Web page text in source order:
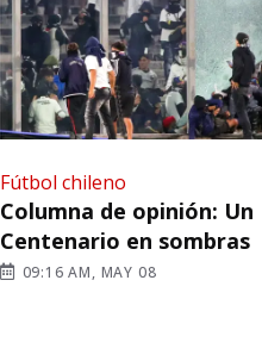
Fútbol chileno
Columna de opinión: Un
Centenario en sombras
09:16 AM, MAY 08